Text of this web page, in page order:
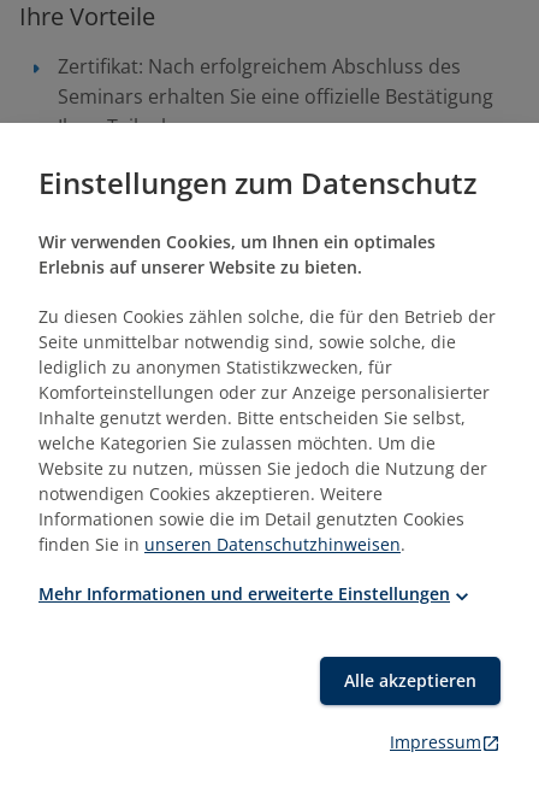
Ihre Vorteile
Zertifikat: Nach erfolgreichem Abschluss des
Seminars erhalten Sie eine offizielle Bestätigung
Ihrer Teilnahme
individuelle Fragestellungen sowie spezifische
einzubringen und dafür im Seminar konkrete
Lösungsansätze zu erarbeiten.
Wissen, das bleibt: Profitieren Sie von einer
nachhaltigen Wissensvermittlung, die durch
interaktive Vorträge, Fallbeispiel-Präsentationen
und Einzel- bzw. Gruppenübungen langfristige
Lernerfolge sichert.
Zielgruppe
Öffentlichkeitsarbeit
Mitarbeiter:innen aus dem Content Marketing
Einstellungen zum Datenschutz
Wir verwenden Cookies, um Ihnen ein optimales
Erlebnis auf unserer Website zu bieten.
Zu diesen Cookies zählen solche, die für den Betrieb der
Seite unmittelbar notwendig sind, sowie solche, die
lediglich zu anonymen Statistikzwecken, für
Komforteinstellungen oder zur Anzeige personalisierter
Inhalte genutzt werden. Bitte entscheiden Sie selbst,
welche Kategorien Sie zulassen möchten. Um die
Website zu nutzen, müssen Sie jedoch die Nutzung der
notwendigen Cookies akzeptieren. Weitere
Informationen sowie die im Detail genutzten Cookies
finden Sie in unseren Datenschutzhinweisen.
Mehr Informationen und erweiterte Einstellungen
Alle akzeptieren
Impressum